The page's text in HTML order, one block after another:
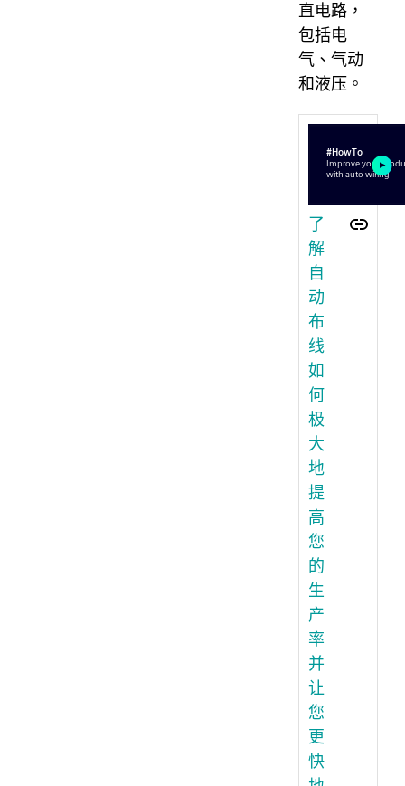
直电路，
包括电
气、气动
和液压。
了
解
自
动
布
线
如
何
极
大
地
提
高
您
的
生
产
率
并
让
您
更
快